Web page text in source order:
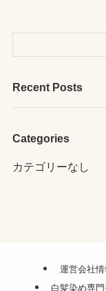
Recent Posts
Categories
カテゴリーなし
運営会社情
白髪染め専